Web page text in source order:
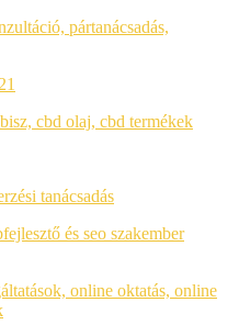
pártanácsadás,
cbd olaj, cbd termékek
tanácsadás
és seo szakember
online oktatás, online